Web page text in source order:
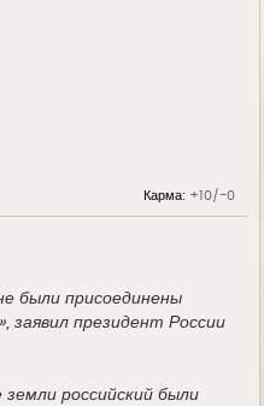
Карма: +10/-0
были присоединены
заявил президент России
земли российский были